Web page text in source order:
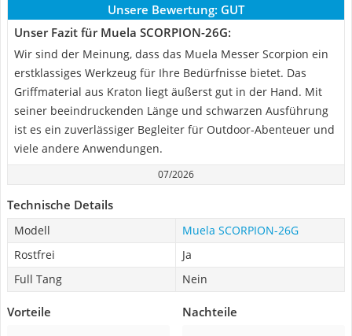
Unsere Bewertung: GUT
Unser Fazit für Muela SCORPION-26G:
Wir sind der Meinung, dass das Muela Messer Scorpion ein
erstklassiges Werkzeug für Ihre Bedürfnisse bietet. Das
Griffmaterial aus Kraton liegt äußerst gut in der Hand. Mit
seiner beeindruckenden Länge und schwarzen Ausführung
ist es ein zuverlässiger Begleiter für Outdoor-Abenteuer und
viele andere Anwendungen.
07/2026
Technische Details
Modell
Muela SCORPION-26G
Rostfrei
Ja
Full Tang
Nein
Vorteile Nachteile